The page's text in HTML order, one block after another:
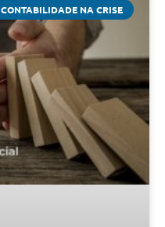
CONTABILIDADE NA CRISE